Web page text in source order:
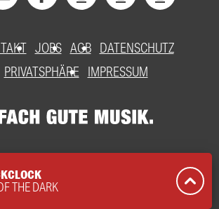
JOBS AGB DATENSCHUTZ
PRIVATSPHÄRE
IMPRESSUM
THE DARK